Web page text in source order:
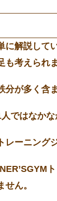
に解説して
も考えられ
分が多く含
ではなか
ーニング
ト
ん。